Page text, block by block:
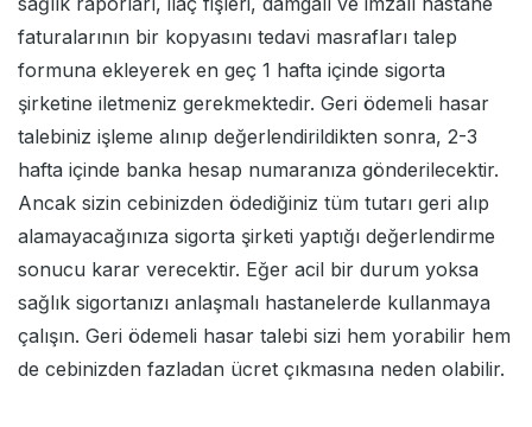
faturalarının bir kopyasını tedavi masrafları talep
formuna ekleyerek en geç 1 hafta içinde sigorta
şirketine iletmeniz gerekmektedir. Geri ödemeli hasar
talebiniz işleme alınıp değerlendirildikten sonra, 2-3
hafta içinde banka hesap numaranıza gönderilecektir.
Ancak sizin cebinizden ödediğiniz tüm tutarı geri alıp
alamayacağınıza sigorta şirketi yaptığı değerlendirme
sonucu karar verecektir. Eğer acil bir durum yoksa
sağlık sigortanızı anlaşmalı hastanelerde kullanmaya
çalışın. Geri ödemeli hasar talebi sizi hem yorabilir hem
de cebinizden fazladan ücret çıkmasına neden olabilir.